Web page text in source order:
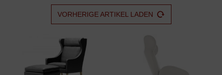
VORHERIGE ARTIKEL LADEN